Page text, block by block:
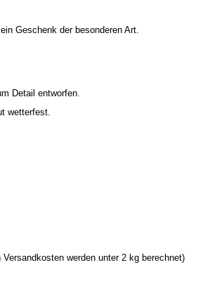
Geschenk der besonderen Art.
Detail entworfen.
wetterfest.
Versandkosten werden unter 2 kg berechnet)